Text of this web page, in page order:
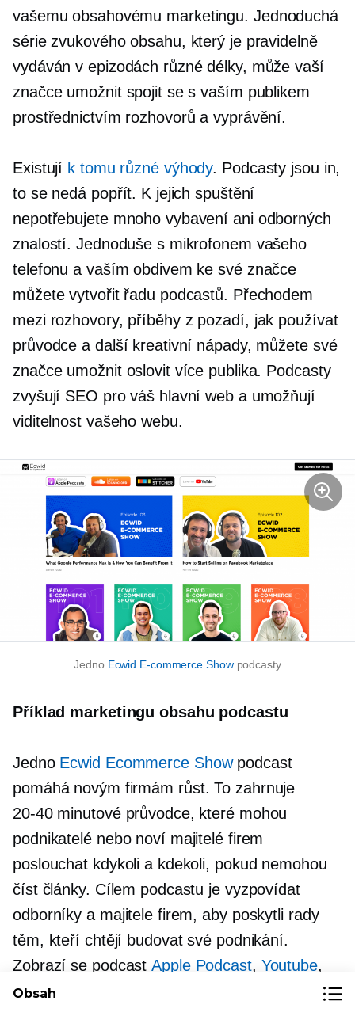
vašemu obsahovému marketingu. Jednoduchá
série zvukového obsahu, který je pravidelně
vydáván v epizodách různé délky, může vaší
značce umožnit spojit se s vaším publikem
prostřednictvím rozhovorů a vyprávění.
Existují k tomu různé výhody. Podcasty jsou in,
to se nedá popřít. K jejich spuštění
nepotřebujete mnoho vybavení ani odborných
znalostí. Jednoduše s mikrofonem vašeho
telefonu a vaším obdivem ke své značce
můžete vytvořit řadu podcastů. Přechodem
mezi rozhovory, příběhy z pozadí, jak používat
průvodce a další kreativní nápady, můžete své
značce umožnit oslovit více publika. Podcasty
zvyšují SEO pro váš hlavní web a umožňují
viditelnost vašeho webu.
Jedno Ecwid E-commerce Showpodcasty
Příklad marketingu obsahu podcastu
Jedno Ecwid Ecommerce Showpodcast
pomáhá novým firmám růst. To zahrnuje
20-40minutové průvodce, které mohou
podnikatelé nebo noví majitelé firem
poslouchat kdykoli a kdekoli, pokud nemohou
číst články. Cílem podcastu je vyzpovídat
odborníky a majitele firem, aby poskytli rady
těm, kteří chtějí budovat své podnikání.
Zobrazí se podcastApple Podcast, Youtube,
soundcloud
Obsah